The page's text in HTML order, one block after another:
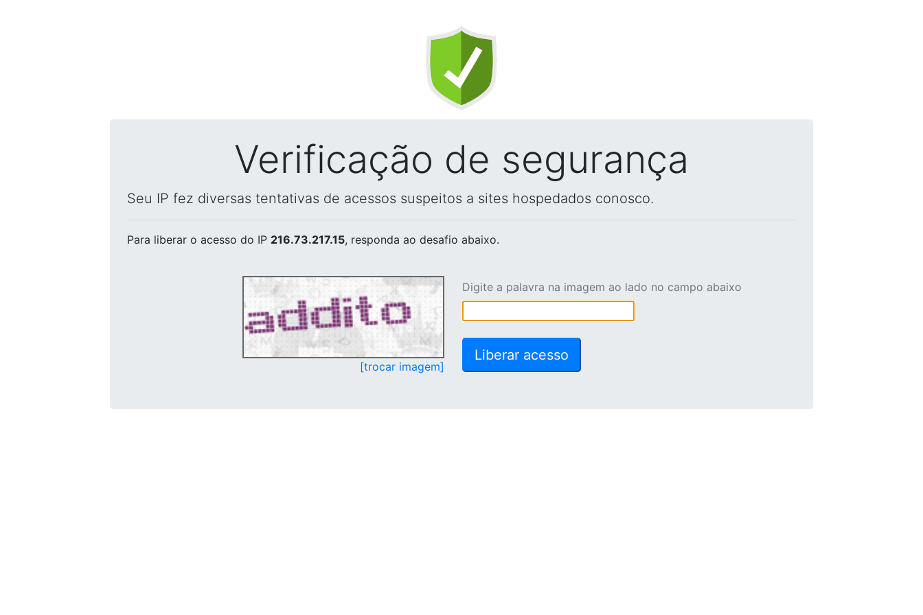
Verificação de segurança
Seu IP fez diversas tentativas de acessos suspeitos a sites hospedados conosco.
Para liberar o acesso do IP 216.73.217.15, responda ao desafio abaixo.
[trocar imagem]
Digite a palavra na imagem ao lado no campo abaixo